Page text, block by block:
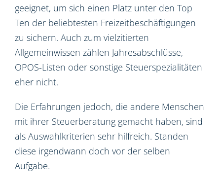
geeignet, um sich einen Platz unter den Top
Ten der beliebtesten Freizeitbeschäftigungen
zu sichern. Auch zum vielzitierten
Allgemeinwissen zählen Jahresabschlüsse,
OPOS-Listen oder sonstige Steuerspezialitäten
eher nicht.
Die Erfahrungen jedoch, die andere Menschen
mit ihrer Steuerberatung gemacht haben, sind
als Auswahlkriterien sehr hilfreich. Standen
diese irgendwann doch vor der selben
Aufgabe.